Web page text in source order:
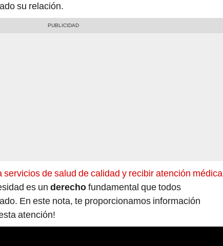
su relación.
servicios de salud de calidad y recibir atención médica
es un derechofundamental que todos
En este nota, te proporcionamos información
atención!